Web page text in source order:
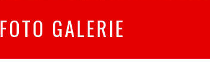
FOTO GALERIE